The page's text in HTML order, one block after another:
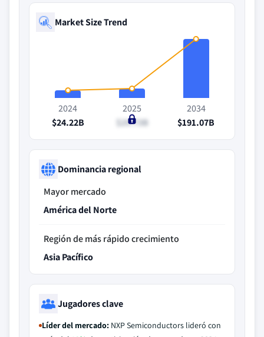
Market Size Trend
2024
$24.22B
2025
$29.73B
2034
$191.07B
Dominancia regional
Mayor mercado
América del Norte
Región de más rápido crecimiento
Asia Pacífico
Jugadores clave
Líder del mercado: NXP Semiconductors lideró con